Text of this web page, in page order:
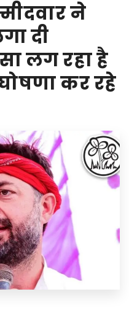
ने
दी
लग रहा है
कर रहे